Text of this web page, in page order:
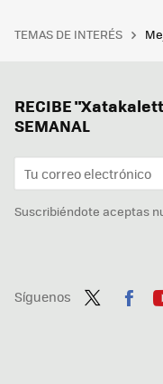
TEMAS DE INTERÉS
RECIBE
SEMANAL
Suscribiéndote aceptas
Síguenos